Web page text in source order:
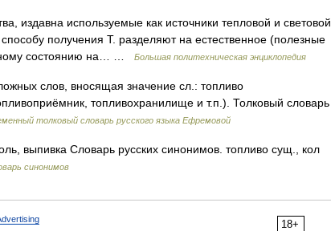
издавна используемые как источники тепловой и световой
получения Т. разделяют на естественное (полезные
состоянию на… …
Большая политехническая энциклопедия
слов, вносящая значение сл.: топливо
топливохранилище и т.п.). Толковый словарь
толковый словарь русского языка Ефремовой
выпивка Словарь русских синонимов. топливо сущ., кол
синонимов
18+